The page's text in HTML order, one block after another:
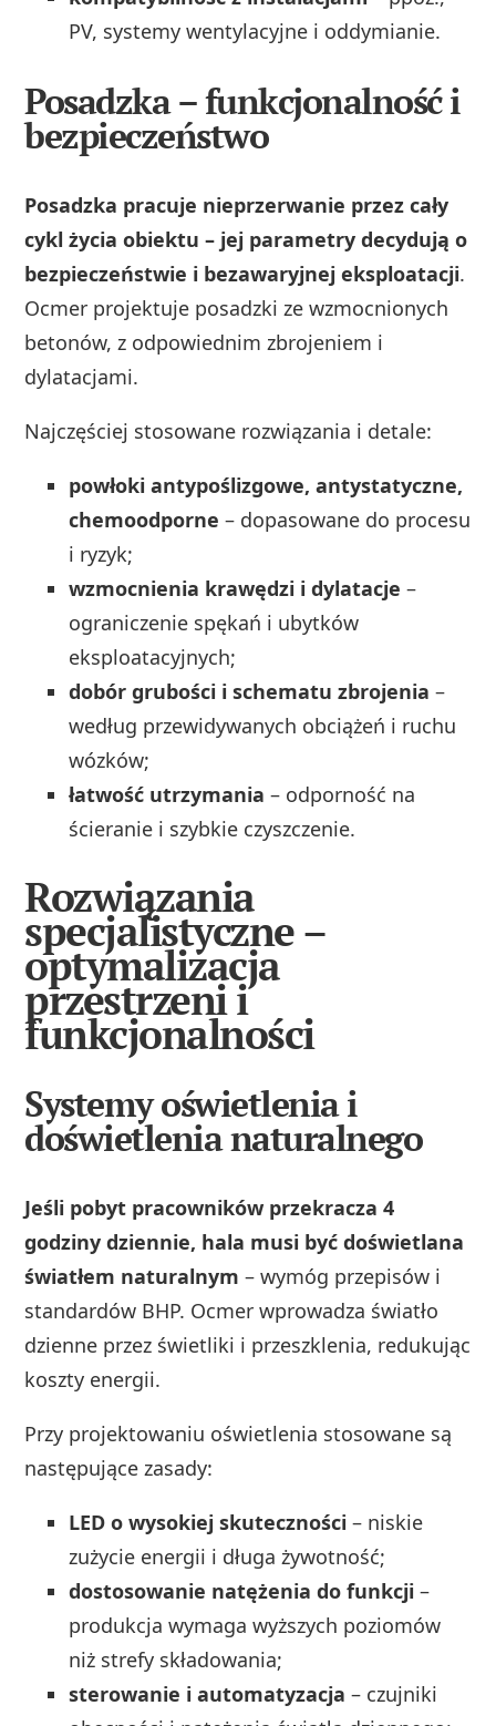
PV, systemy wentylacyjne i oddymianie.
Posadzka – funkcjonalność i
bezpieczeństwo
Posadzka pracuje nieprzerwanie przez cały
cykl życia obiektu – jej parametry decydują o
bezpieczeństwie i bezawaryjnej eksploatacji.
Ocmer projektuje posadzki ze wzmocnionych
betonów, z odpowiednim zbrojeniem i
dylatacjami.
Najczęściej stosowane rozwiązania i detale:
powłoki antypoślizgowe, antystatyczne,
chemoodporne – dopasowane do procesu
i ryzyk;
wzmocnienia krawędzi i dylatacje –
ograniczenie spękań i ubytków
eksploatacyjnych;
dobór grubości i schematu zbrojenia –
według przewidywanych obciążeń i ruchu
wózków;
łatwość utrzymania – odporność na
ścieranie i szybkie czyszczenie.
Rozwiązania
specjalistyczne –
optymalizacja
przestrzeni i
funkcjonalności
Systemy oświetlenia i
doświetlenia naturalnego
Jeśli pobyt pracowników przekracza 4
godziny dziennie, hala musi być doświetlana
światłem naturalnym – wymóg przepisów i
standardów BHP. Ocmer wprowadza światło
dzienne przez świetliki i przeszklenia, redukując
koszty energii.
Przy projektowaniu oświetlenia stosowane są
następujące zasady:
LED o wysokiej skuteczności – niskie
zużycie energii i długa żywotność;
dostosowanie natężenia do funkcji –
produkcja wymaga wyższych poziomów
niż strefy składowania;
sterowanie i automatyzacja – czujniki